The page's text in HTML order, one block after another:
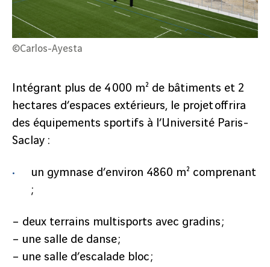
©Carlos-Ayesta
Intégrant plus de 4 000 m² de bâtiments et 2
hectares d’espaces extérieurs, le projet offrira
des équipements sportifs à l’Université Paris-
Saclay :
un gymnase d’environ 4860 m² comprenant
;
– deux terrains multisports avec gradins ;
– une salle de danse ;
– une salle d’escalade bloc ;